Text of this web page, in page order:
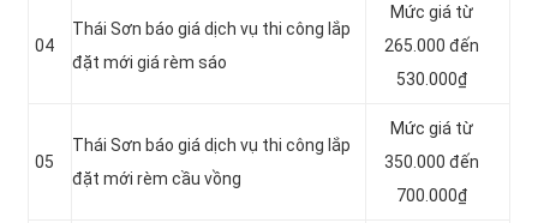
04
Thái Sơn báo giá dịch vụ thi công lắp
đặt mới giá rèm sáo
Mức giá từ
265.000 đến
530.000₫
05
Thái Sơn báo giá dịch vụ thi công lắp
đặt mới rèm cầu vồng
Mức giá từ
350.000 đến
700.000₫